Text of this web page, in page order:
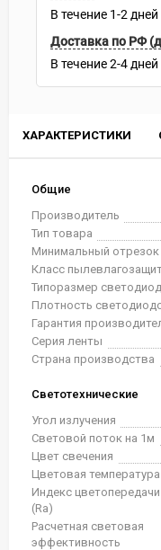
ХАРАКТЕРИСТИКИ
Общие
Производитель
Тип товара
Минимальный отрезок
Класс
Типоразмер
Плотность
Гарантия
Серия ленты
Страна производства
Светотехнические
Угол излучения
Световой поток на 1м
Цвет свечения
Цветовая температура
Индекс цветопередачи
(Ra)
Расчетная световая
эффективность
В течение 1-2 дней
Доставка по РФ
В течение2-4 дней